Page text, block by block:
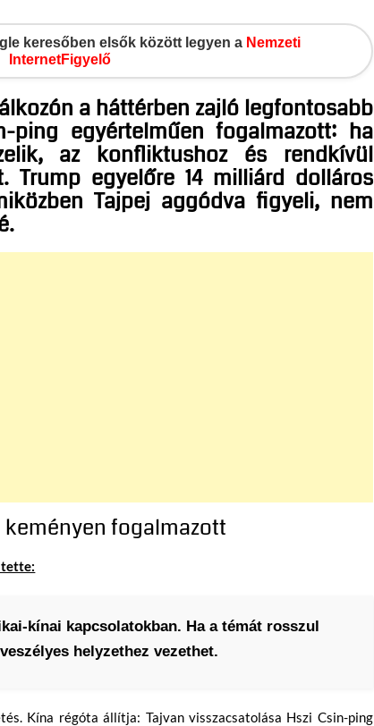
keresőben elsők között legyen a Nemzeti
InternetFigyelő
a háttérben zajló legfontosabb
ping egyértelműen fogalmazott: ha
az konfliktushoz és rendkívül
Trump egyelőre 14 milliárd dolláros
Tajpej aggódva figyeli, nem
keményen fogalmazott
tette:
kínai kapcsolatokban. Ha a témát rosszul
helyzethez vezethet.
Kína régóta állítja: Tajvan visszacsatolása Hszi Csin-ping